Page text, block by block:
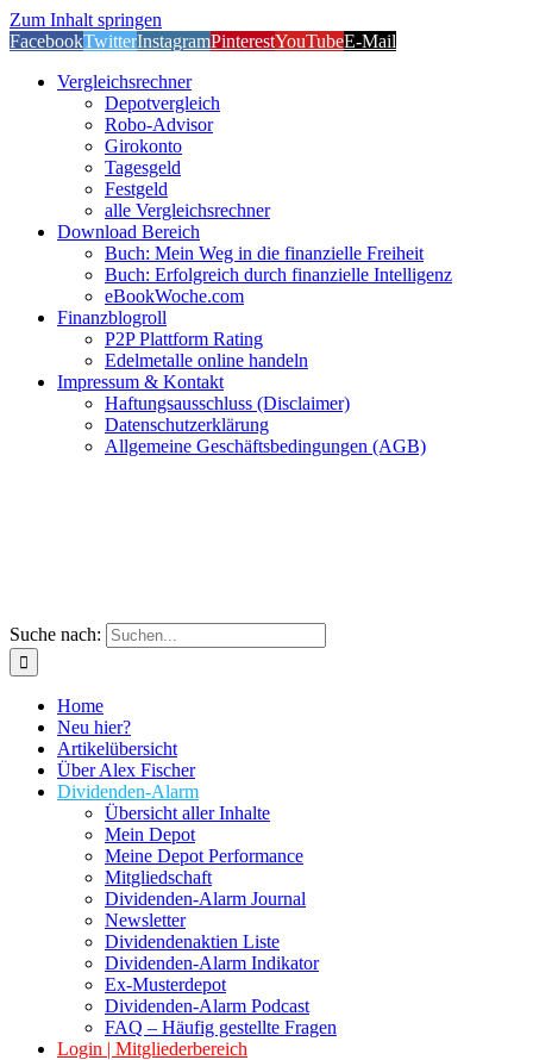
Zum Inhalt springen
FacebookTwitterInstagramPinterestYouTubeE-Mail
Vergleichsrechner
Depotvergleich
Robo-Advisor
Girokonto
Tagesgeld
Festgeld
alle Vergleichsrechner
Download Bereich
Buch: Mein Weg in die finanzielle Freiheit
Buch: Erfolgreich durch finanzielle Intelligenz
eBookWoche.com
Finanzblogroll
P2P Plattform Rating
Edelmetalle online handeln
Impressum & Kontakt
Haftungsausschluss (Disclaimer)
Datenschutzerklärung
Allgemeine Geschäftsbedingungen (AGB)
Suche nach:
Home
Neu hier?
Artikelübersicht
Über Alex Fischer
Dividenden-Alarm
Übersicht aller Inhalte
Mein Depot
Meine Depot Performance
Mitgliedschaft
Dividenden-Alarm Journal
Newsletter
Dividendenaktien Liste
Dividenden-Alarm Indikator
Ex-Musterdepot
Dividenden-Alarm Podcast
FAQ – Häufig gestellte Fragen
Login | Mitgliederbereich